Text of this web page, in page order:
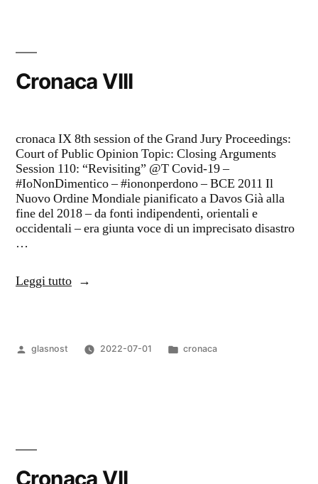
Cronaca VIII
cronaca IX 8th session of the Grand Jury Proceedings:
Court of Public Opinion Topic: Closing Arguments
Session 110: “Revisiting” @T Covid-19 –
#IoNonDimentico – #iononperdono – BCE 2011 Il
Nuovo Ordine Mondiale pianificato a Davos Già alla
fine del 2018 – da fonti indipendenti, orientali e
occidentali – era giunta voce di un imprecisato disastro
…
Leggi tutto“Cronaca
Pubblicato
glasnost 2022-07-01
Pubblicato
cronaca
Cronaca VII